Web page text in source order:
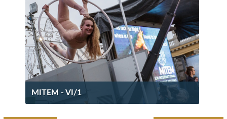
MITEM - VI/1